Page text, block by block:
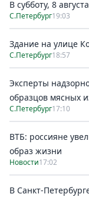
В субботу, 8
С.Петербург19:03
Здание на улице
С.Петербург18:57
Эксперты
образцов мясных
С.Петербург17:10
ВТБ: россияне
образ жизни
Новости17:02
В Санкт-